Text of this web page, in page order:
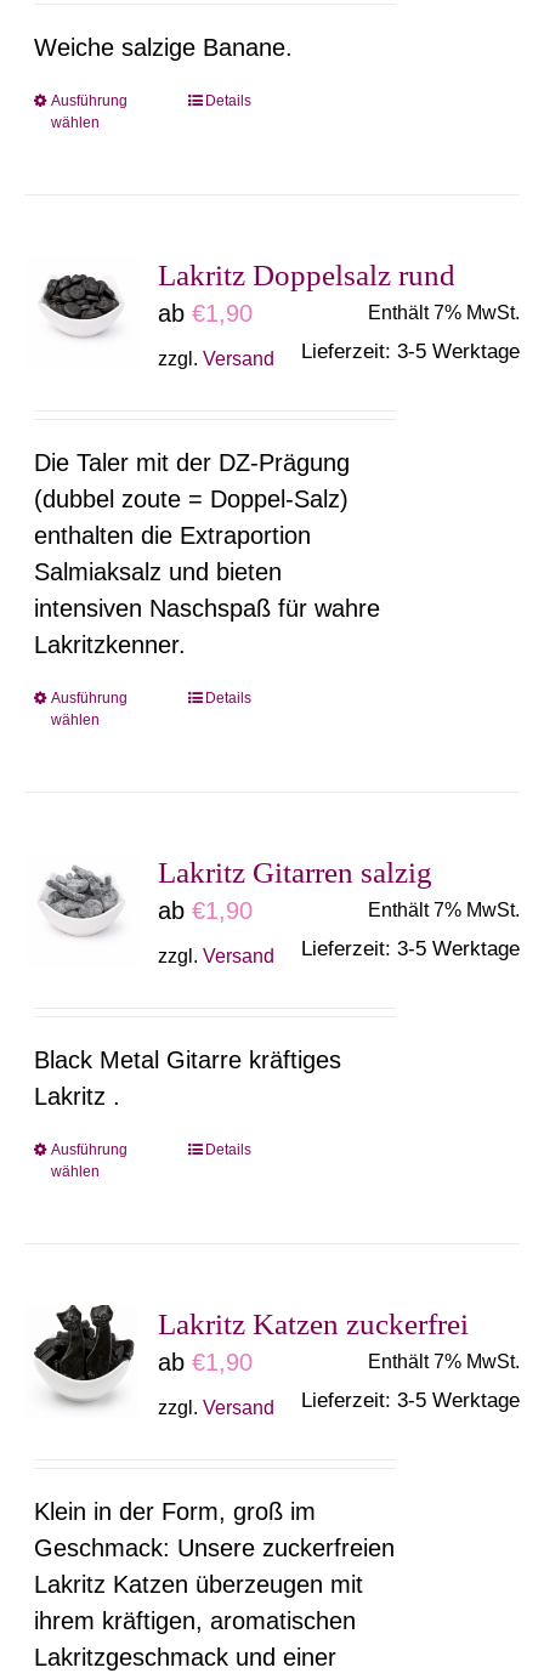
der
Produktseite
Weiche salzige Banane.
Ausführung
wählen
Dieses
auf.
Die
Optionen
der
Produktseite
gewählt
werden
Details
Lakritz Doppelsalz rund
ab€1,90 Enthält 7% MwSt.
zzgl.Versand Lieferzeit: 3-5 Werktage
Die Taler mit der DZ-Prägung
(dubbel zoute = Doppel-Salz)
enthalten die Extraportion
Salmiaksalz und bieten
intensiven Naschspaß für wahre
Lakritzkenner.
Ausführung
wählen
Dieses
auf.
Die
Optionen
der
gewählt
Details
Lakritz Gitarren salzig
ab€1,90 Enthält 7% MwSt.
zzgl.Versand Lieferzeit: 3-5 Werktage
Black Metal Gitarre kräftiges
Lakritz .
Ausführung
wählen
Dieses
auf.
Die
Optionen
der
Produktseite
gewählt
werden
Details
Lakritz Katzen zuckerfrei
ab€1,90 Enthält 7% MwSt.
zzgl.Versand Lieferzeit: 3-5 Werktage
Klein in der Form, groß im
Geschmack: Unsere zuckerfreien
Lakritz Katzen überzeugen mit
ihrem kräftigen, aromatischen
Lakritzgeschmack und einer